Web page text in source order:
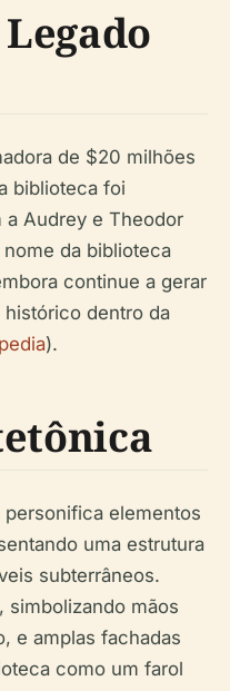
de $20 milhões
biblioteca foi
a Audrey e Theodor
da biblioteca
continue a gerar
dentro da
).
elementos
uma estrutura
subterrâneos.
mãos
e amplas fachadas
como um farol